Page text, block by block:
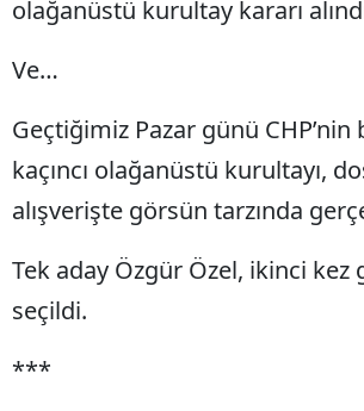
olağanüstü kurultay kararı
Ve…
Geçtiğimiz Pazar günü CHP’nin
kaçıncı olağanüstü kurultayı,
alışverişte görsün tarzında
Tek aday Özgür Özel, ikinci kez
seçildi.
***